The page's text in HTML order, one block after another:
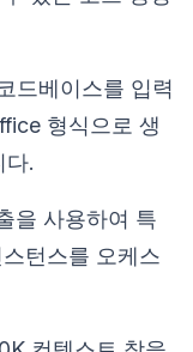
드베이스를 입력
형식으로 생
다.
을 사용하여 특
턴스를 오케스